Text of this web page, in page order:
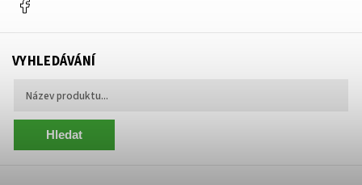
VYHLEDÁVÁNÍ
Hledat